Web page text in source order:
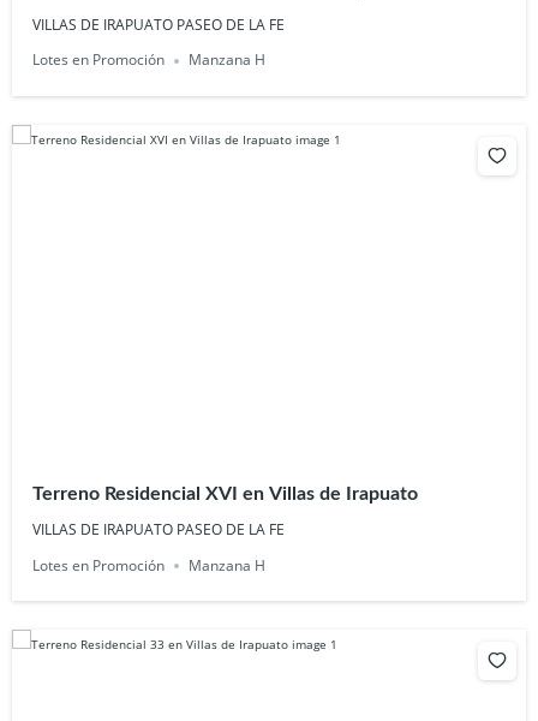
VILLAS DE IRAPUATO PASEO DE LA FE
Lotes en Promoción
Manzana H
Terreno Residencial XVI en Villas de Irapuato
VILLAS DE IRAPUATO PASEO DE LA FE
Lotes en Promoción
Manzana H